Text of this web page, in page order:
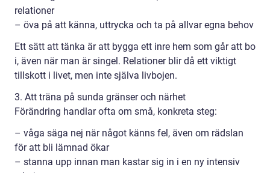
relationer
– öva på att känna, uttrycka och ta på allvar egna behov
Ett sätt att tänka är att bygga ett inre hem som går att bo
i, även när man är singel. Relationer blir då ett viktigt
tillskott i livet, men inte själva livbojen.
3. Att träna på sunda gränser och närhet
Förändring handlar ofta om små, konkreta steg:
– våga säga nej när något känns fel, även om rädslan
för att bli lämnad ökar
– stanna upp innan man kastar sig in i en ny intensiv